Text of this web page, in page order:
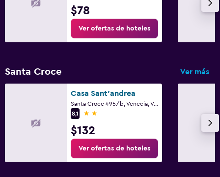
$78
Ver ofertas de hoteles
Santa Croce Ver más
Casa Sant'andrea
Santa Croce 495/b, Venecia, Véneto
8,1
2 estrellas
$132
Ver ofertas de hoteles